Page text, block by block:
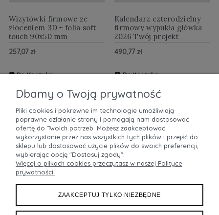
Wizytówki firmowe ze
złoceniem 3D + folia soft
touch 90x50 mm
257,07 zł
Do Koszyka
Kalendarz czterodzielny
firmowy wypukła główka
2026 Twój projekt
490,77 zł
Do Koszyka
POMOC
MOJE KONTO
INFORMACJE
Dbamy o Twoją prywatność
Pliki cookies i pokrewne im technologie umożliwiają
poprawne działanie strony i pomagają nam dostosować
ofertę do Twoich potrzeb. Możesz zaakceptować
wykorzystanie przez nas wszystkich tych plików i przejść do
sklepu lub dostosować użycie plików do swoich preferencji,
wybierając opcję "Dostosuj zgody".
Więcej o plikach cookies przeczytasz w naszej Polityce
prywatności.
ZAAKCEPTUJ TYLKO NIEZBĘDNE